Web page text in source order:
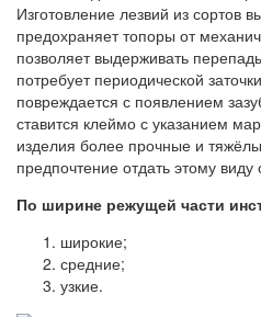
Изготовление лезвий из сортов
предохраняет топоры от
позволяет выдерживать
потребует периодической
повреждается с появлением
ставится клеймо с указанием
изделия более прочные и
предпочтение отдать этому
По ширине режущей части
широкие;
средние;
узкие.